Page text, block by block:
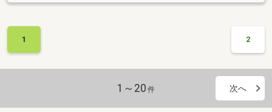
1 2
1～20 件 次へ